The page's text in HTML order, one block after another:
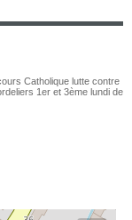
Catholique lutte contre
1er et 3ème lundi de